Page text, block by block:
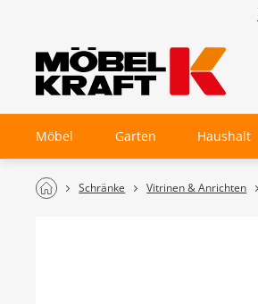
Möbel Garten Haushalt
Schränke Vitrinen & Anrichten